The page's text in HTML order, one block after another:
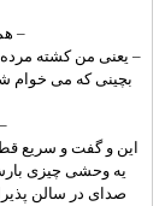
–
بچینی که می خوام
این و گفت و سریع
یه وحشی چیزی
صدای در سالن